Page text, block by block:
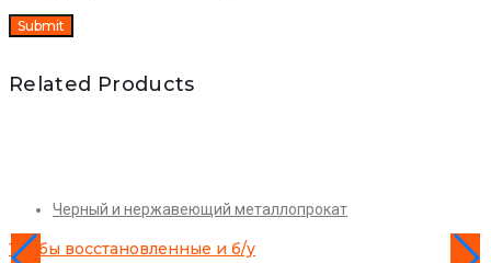
Related Products
Черный и нержавеющий металлопрокат
Трубы восстановленные и б/у